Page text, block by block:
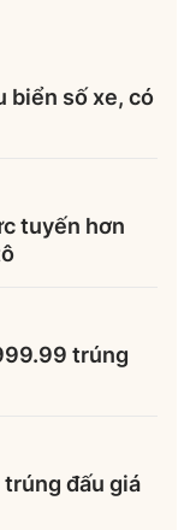
biển số xe, có
tuyến hơn
trúng
đấu giá